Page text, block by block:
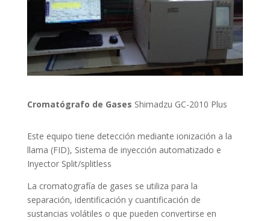
Cromatógrafo de Gases Shimadzu GC-2010 Plus
Este equipo tiene detección mediante ionización a la
llama (FID), Sistema de inyección automatizado e
Inyector Split/splitless
La cromatografía de gases se utiliza para la
separación, identificación y cuantificación de
sustancias volátiles o que pueden convertirse en